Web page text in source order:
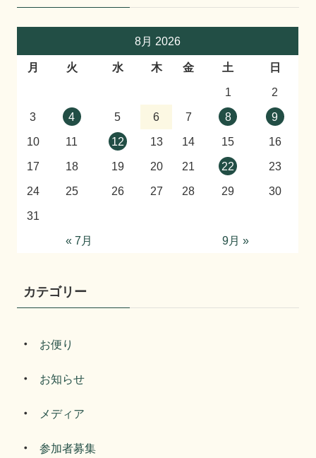
8月 2026
月 火 水 木 金 土
日
1
2
3
4 5 6 7 8
9
10
11 12 13 14 15
16
17
18 19 20 21 22
23
24
25 26 27 28 29
30
31
« 7月
9月 »
カテゴリー
お便り
お知らせ
メディア
参加者募集